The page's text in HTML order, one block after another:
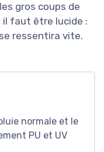
gros coups de
il faut être lucide :
ressentira vite.
normale et le
PU et UV